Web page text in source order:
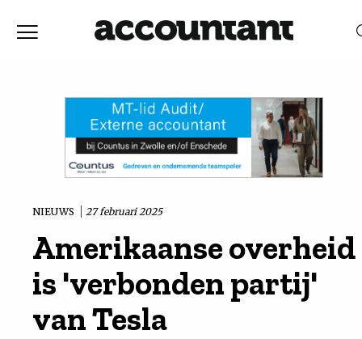
Discussie
Vaktechniek
Achtergrond
NIEUWS 27 februari 2025
Amerikaanse overheid
is 'verbonden partij'
van Tesla
RELEVANTIEDATUM